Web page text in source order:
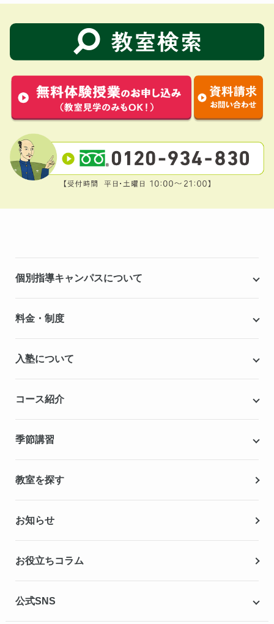
個別指導キャンパスについて
こだわりの個別指導専用教材
料金・制度
無料学力診断テスト
入塾について
無料体験授業
コース紹介
高校生の個別指導コース
季節講習
冬期講習
教室を探す
お知らせ
お役立ちコラム
公式SNS